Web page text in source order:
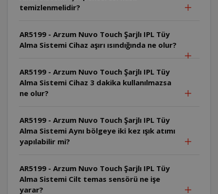
temizlenmelidir?
AR5199 - Arzum Nuvo Touch Şarjlı IPL Tüy
Alma Sistemi Cihaz aşırı ısındığında ne olur?
AR5199 - Arzum Nuvo Touch Şarjlı IPL Tüy
Alma Sistemi Cihaz 3 dakika kullanılmazsa
ne olur?
AR5199 - Arzum Nuvo Touch Şarjlı IPL Tüy
Alma Sistemi Aynı bölgeye iki kez ışık atımı
yapılabilir mi?
AR5199 - Arzum Nuvo Touch Şarjlı IPL Tüy
Alma Sistemi Cilt temas sensörü ne işe
yarar?